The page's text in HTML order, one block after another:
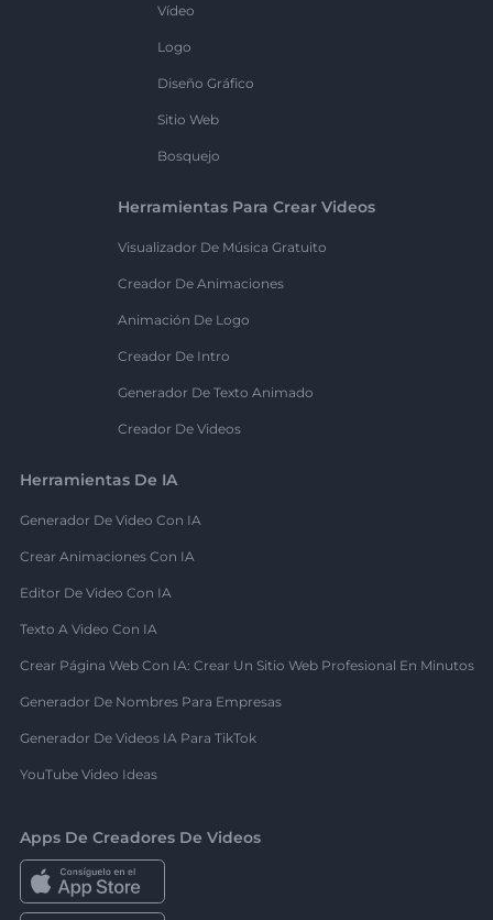
Vídeo
Logo
Diseño Gráfico
Sitio Web
Bosquejo
Herramientas Para Crear Videos
Visualizador De Música Gratuito
Creador De Animaciones
Animación De Logo
Creador De Intro
Generador De Texto Animado
Creador De Videos
Herramientas De IA
Generador De Video Con IA
Crear Animaciones Con IA
Editor De Video Con IA
Texto A Video Con IA
Crear Página Web Con IA: Crear Un Sitio Web Profesional En Minutos
Generador De Nombres Para Empresas
Generador De Videos IA Para TikTok
YouTube Video Ideas
Apps De Creadores De Videos